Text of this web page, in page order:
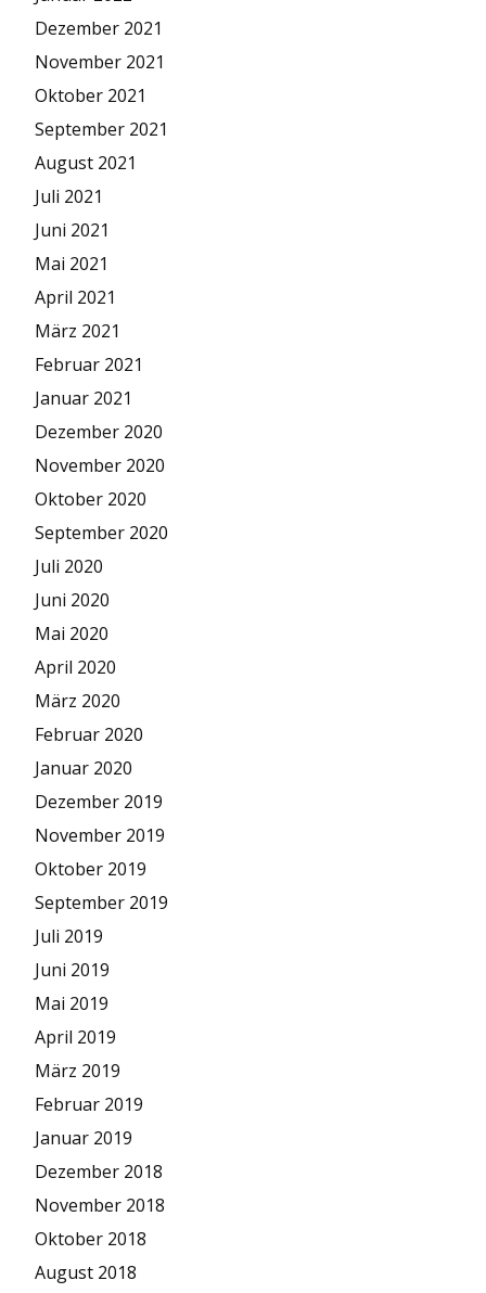
Dezember 2021
November 2021
Oktober 2021
September 2021
August 2021
Juli 2021
Juni 2021
Mai 2021
April 2021
März 2021
Februar 2021
Januar 2021
Dezember 2020
November 2020
Oktober 2020
September 2020
Juli 2020
Juni 2020
Mai 2020
April 2020
März 2020
Februar 2020
Januar 2020
Dezember 2019
November 2019
Oktober 2019
September 2019
Juli 2019
Juni 2019
Mai 2019
April 2019
März 2019
Februar 2019
Januar 2019
Dezember 2018
November 2018
Oktober 2018
August 2018